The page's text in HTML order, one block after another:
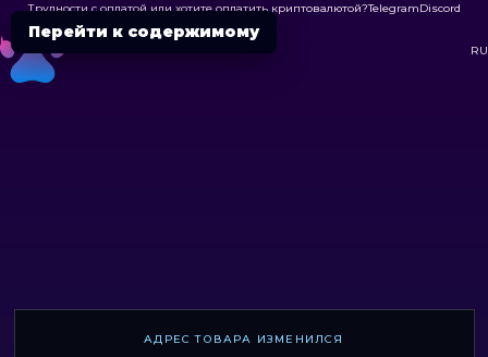
Перейти к содержимому
Трудности с оплатой или хотите оплатить криптовалютой?TelegramDiscord

RU
АДРЕС ТОВАРА ИЗМЕНИЛСЯ